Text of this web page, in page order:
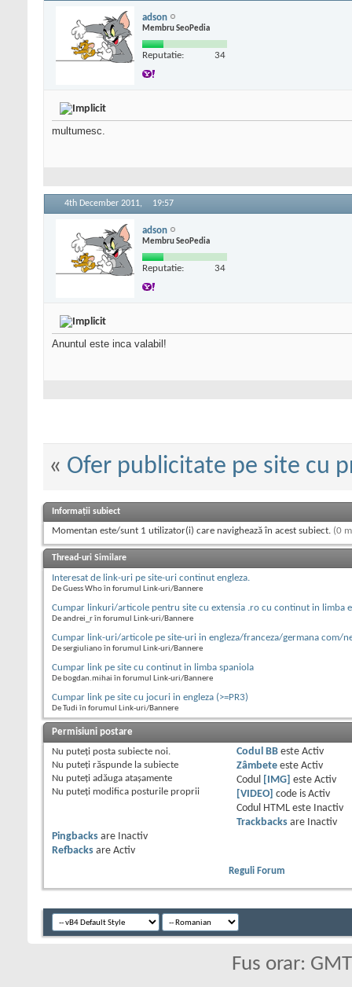
adson
Membru SeoPedia
Reputatie: 34
multumesc.
4th December 2011, 19:57
adson
Membru SeoPedia
Reputatie: 34
Anuntul este inca valabil!
« Ofer publicitate pe site cu
Informații subiect
Momentan este/sunt 1 utilizator(i) care navighează în acest subiect. (0
Thread-uri Similare
Interesat de link-uri pe site-uri continut engleza.
De Guess Who în forumul Link-uri/Bannere
Cumpar linkuri/articole pentru site cu extensia .ro cu continut in limba
De andrei_r în forumul Link-uri/Bannere
Cumpar link-uri/articole pe site-uri in engleza/franceza/germana com/
De sergiuliano în forumul Link-uri/Bannere
Cumpar link pe site cu continut in limba spaniola
De bogdan.mihai în forumul Link-uri/Bannere
Cumpar link pe site cu jocuri in engleza (>=PR3)
De Tudi în forumul Link-uri/Bannere
Permisiuni postare
Nu puteţi posta subiecte noi.
Nu puteţi răspunde la subiecte
Nu puteţi adăuga ataşamente
Nu puteţi modifica posturile proprii
Codul BBeste Activ
Zâmbeteeste Activ
Codul
[IMG] este Activ
[VIDEO]
code is Activ
Codul HTML este
Inactiv
Trackbacksare
Inactiv
Pingbacks are
Inactiv
Refbacks are Activ
Reguli Forum
Fus orar: